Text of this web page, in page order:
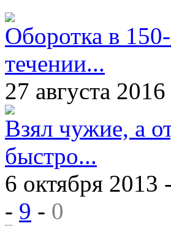
Оборотка в
течении...
27 августа
Взял чужие, а
быстро...
6 октября 2013 -
- 9 - 0